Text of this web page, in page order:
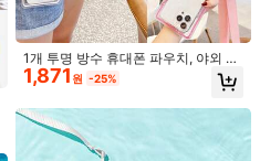
여성용 1쌍 자가접착 실리콘 투명 니
플 커버, 방수, 통기성, 두꺼운 지지형,
수영복, 이브닝 드레스 및 웨딩 드레스
에 적합
3,114원 -27% 마지막 3일
1개 투명 방수 휴대폰 파우치, 야외 수
영 및 다이빙 시 휴대폰을 건조하게 유
지, 방수 터치스크린 포함, 서핑, 카약,
낚시, 래프팅, 수영 및 기타 야외 활동
에 적합하며 크루즈, 해변, 여름 섬 휴
가 시나리오에도 적합, 유니섹스 방수
휴대폰 케이스, 수영장 부유 장비
1,871 원 -25%